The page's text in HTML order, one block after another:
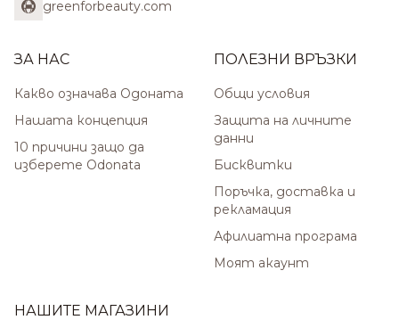
greenforbeauty.com
ЗА НАС
Какво означава Одоната
Нашата концепция
10 причини защо да
изберете Odonata
ПОЛЕЗНИ ВРЪЗКИ
Общи условия
Защита на личните
данни
Бисквитки
Поръчка, доставка и
рекламация
Афилиатна програма
Моят акаунт
НАШИТЕ МАГАЗИНИ